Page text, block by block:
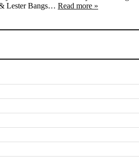
Lester Bangs… Read more »